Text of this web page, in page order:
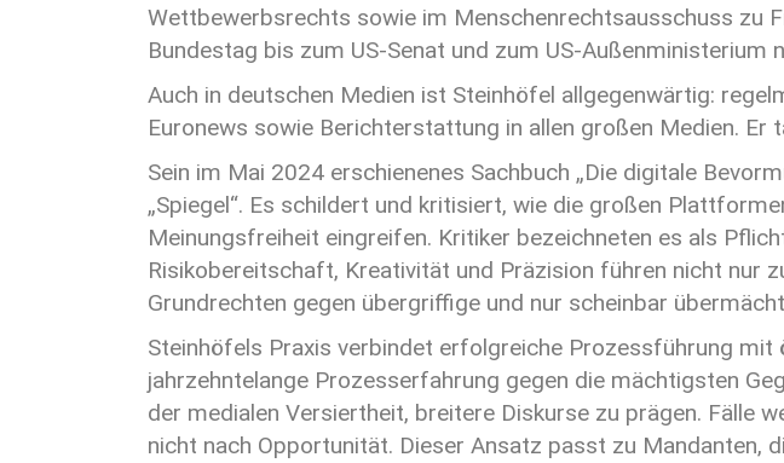
Wettbewerbsrechts sowie im Menschenrechtsausschuss zu
Bundestag bis zum US-Senat und zum US-Außenministerium
Auch in deutschen Medien ist Steinhöfel allgegenwärtig:
Euronews sowie Berichterstattung in allen großen Medien.
Sein im Mai 2024 erschienenes Sachbuch „Die digitale
„Spiegel“. Es schildert und kritisiert, wie die großen
Meinungsfreiheit eingreifen. Kritiker bezeichneten es als
Risikobereitschaft, Kreativität und Präzision führen nicht nur
Grundrechten gegen übergriffige und nur scheinbar
Steinhöfels Praxis verbindet erfolgreiche Prozessführung
jahrzehntelange Prozesserfahrung gegen die mächtigsten
der medialen Versiertheit, breitere Diskurse zu prägen. Fälle
nicht nach Opportunität. Dieser Ansatz passt zu